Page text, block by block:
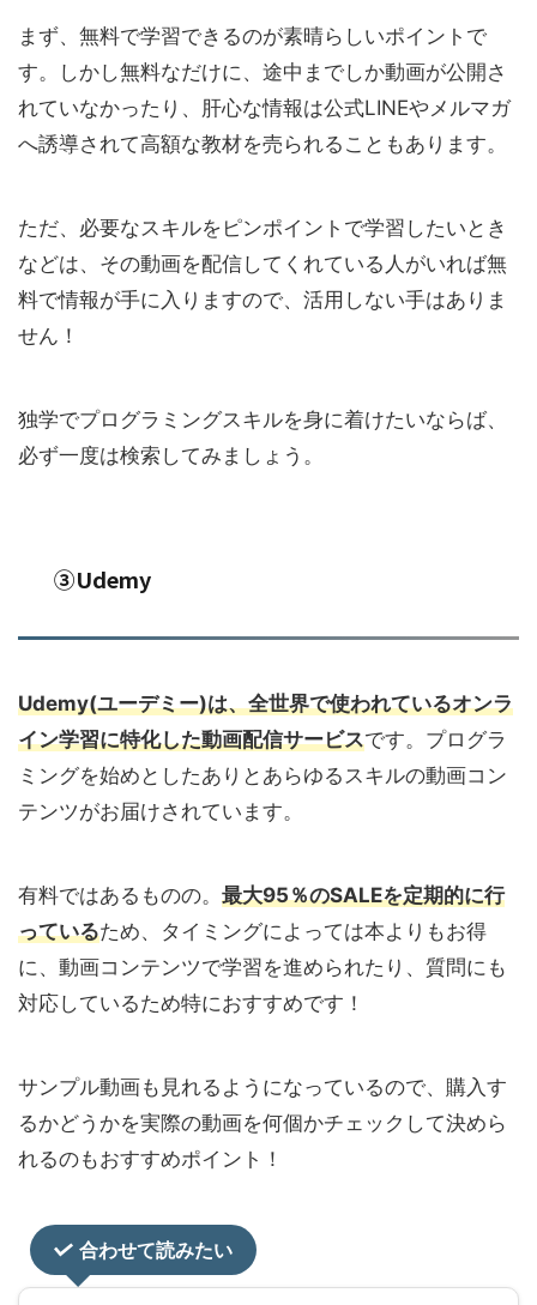
まず、無料で学習できるのが素晴らしいポイントで
す。しかし無料なだけに、途中までしか動画が公開さ
れていなかったり、肝心な情報は公式LINEやメルマガ
へ誘導されて高額な教材を売られることもあります。
ただ、必要なスキルをピンポイントで学習したいとき
などは、その動画を配信してくれている人がいれば無
料で情報が手に入りますので、活用しない手はありま
せん！
独学でプログラミングスキルを身に着けたいならば、
必ず一度は検索してみましょう。
③Udemy
Udemy(ユーデミー)は、全世界で使われているオンラ
イン学習に特化した動画配信サービスです。プログラ
ミングを始めとしたありとあらゆるスキルの動画コン
テンツがお届けされています。
有料ではあるものの。 最大95％のSALEを定期的に行
っているため、タイミングによっては本よりもお得
に、動画コンテンツで学習を進められたり、質問にも
対応しているため特におすすめです！
サンプル動画も見れるようになっているので、購入す
るかどうかを実際の動画を何個かチェックして決めら
れるのもおすすめポイント！
合わせて読みたい